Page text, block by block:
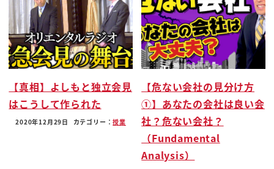
なんかその言ってたいた時は正直その
まだ趣味見つけられたらいいな
ぐらいの時だったんですけど うん
あれからその3年の時が経つ中で
うん
その私も40を超えて あの時まだ39
だったんですよ うんうん で40超えて
で3人目の子供が生まれたりして
【真相】よしもと独立会見
はこうして作られた
2020年12月29日 カテゴリー：授業
【危ない会社の見分け方
①】あなたの会社は良い会
社？危ない会社？
（Fundamental
Analysis）